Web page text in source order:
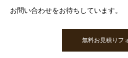
お問い合わせをお待ちしています。
無料お見積りフ